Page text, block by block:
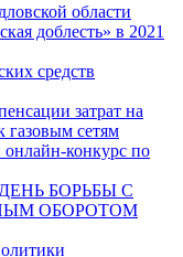
области
доблесть» в 2021
средств
затрат на
сетям
конкурс по
БОРЬБЫ С
ОБОРОТОМ